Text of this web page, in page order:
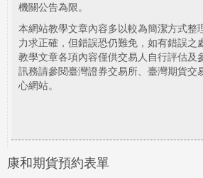
機關公告為限。
本網站教學文章內容多以較為簡潔方式整
力求正確，但錯誤恐仍難免，如有錯誤之
教學文章各項內容僅供交易人自行評估及
訊務請參閱臺灣證券交易所、臺灣期貨交
心網站。
康和期貨預約表單